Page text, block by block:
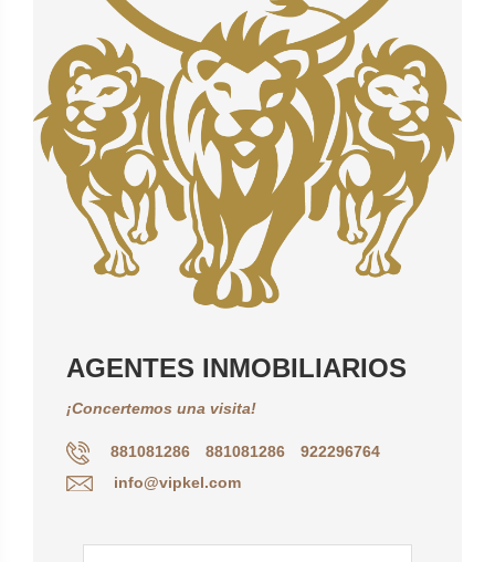
AGENTES INMOBILIARIOS
¡Concertemos una visita!
881081286 881081286
922296764
info@vipkel.com